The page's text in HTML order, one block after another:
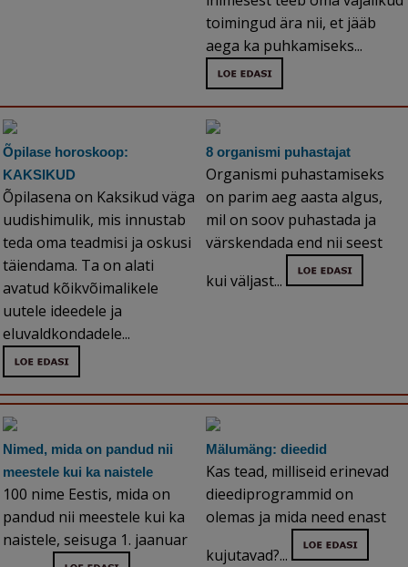
toimingud ära nii, et jääb
aega ka puhkamiseks...
Õpilase horoskoop:
KAKSIKUD
Õpilasena on Kaksikud väga
uudishimulik, mis innustab
teda oma teadmisi ja oskusi
täiendama. Ta on alati
avatud kõikvõimalikele
uutele ideedele ja
eluvaldkondadele...
8 organismi puhastajat
Organismi puhastamiseks
on parim aeg aasta algus,
mil on soov puhastada ja
värskendada end nii seest
kui väljast...
Nimed, mida on pandud nii
meestele kui ka naistele
100 nime Eestis, mida on
pandud nii meestele kui ka
naistele, seisuga 1. jaanuar
Mälumäng: dieedid
Kas tead, milliseid erinevad
dieediprogrammid on
olemas ja mida need enast
kujutavad?...